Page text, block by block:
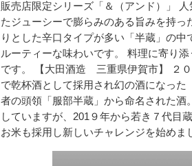
販売店限定シリーズ「＆（アンド）」
たジューシーで膨らみのある旨みを持っ
りとした辛口タイプが多い「半蔵」の中
ルーティーな味わいです。 料理に寄り
です。 【大田酒造 三重県伊賀市】 ２
で乾杯酒として採用され幻の酒になった
者の頭領「服部半蔵」から命名された酒
していますが、201９年から若き７代目
お米も採用し新しいチャレンジを始めま